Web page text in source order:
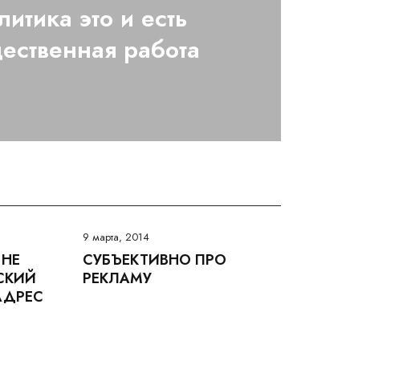
это и есть
работа
9 марта, 2014
СУБЪЕКТИВНО ПРО
РЕКЛАМУ